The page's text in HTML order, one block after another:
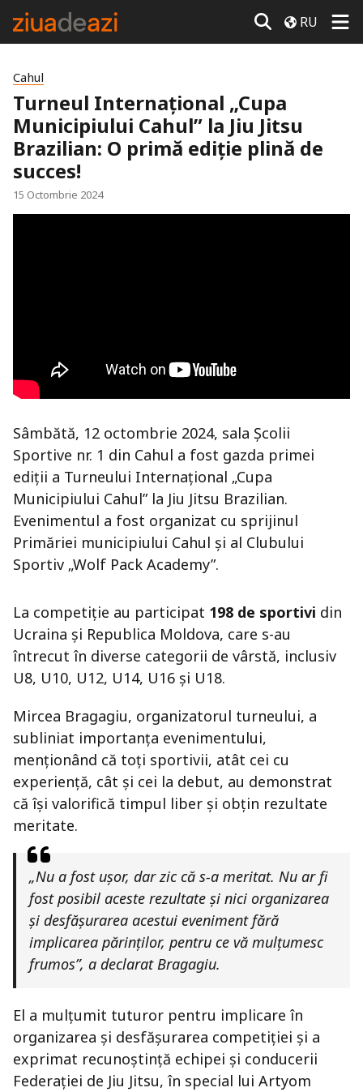
RU
Cahul
Turneul Internațional „Cupa
Municipiului Cahul” la Jiu Jitsu
Brazilian: O primă ediție plină de
succes!
15 Octombrie 2024
Sâmbătă, 12 octombrie 2024, sala Școlii
Sportive nr. 1 din Cahul a fost gazda primei
ediții a Turneului Internațional „Cupa
Municipiului Cahul” la Jiu Jitsu Brazilian.
Evenimentul a fost organizat cu sprijinul
Primăriei municipiului Cahul și al Clubului
Sportiv „Wolf Pack Academy”.
La competiție au participat 198 de sportivi din
Ucraina și Republica Moldova, care s-au
întrecut în diverse categorii de vârstă, inclusiv
U8, U10, U12, U14, U16 și U18.
Mircea Bragagiu, organizatorul turneului, a
subliniat importanța evenimentului,
menționând că toți sportivii, atât cei cu
experiență, cât și cei la debut, au demonstrat
că își valorifică timpul liber și obțin rezultate
meritate.
„Nu a fost ușor, dar zic că s-a meritat. Nu ar fi
fost posibil aceste rezultate și nici organizarea
și desfășurarea acestui eveniment fără
implicarea părinților, pentru ce vă mulțumesc
frumos”, a declarat Bragagiu.
El a mulțumit tuturor pentru implicare în
organizarea și desfășurarea competiției și a
exprimat recunoștință echipei și conducerii
Federației de Jiu Jitsu, în special lui Artyom